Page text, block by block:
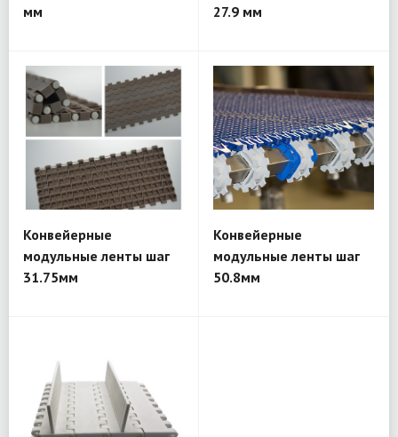
мм
27.9 мм
Конвейерные
модульные ленты шаг
31.75мм
Конвейерные
модульные ленты шаг
50.8мм